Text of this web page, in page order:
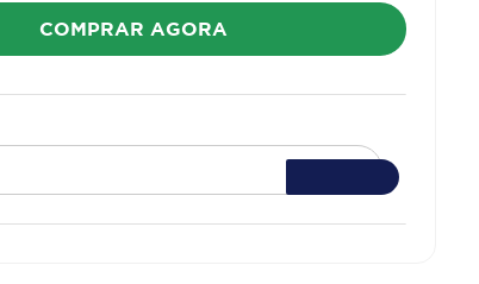
COMPRAR AGORA